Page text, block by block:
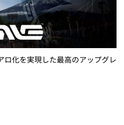
ロ化を実現した最高のアップグレ